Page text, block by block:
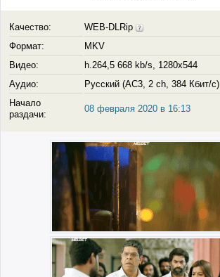
Качество:
WEB-DLRip
Формат:
MKV
Видео:
h.264,5 668 kb/s, 1280x544
Аудио:
Русский (AC3, 2 ch, 384 Кбит/с)
Начало
раздачи:
08 февраля 2020 в 16:13